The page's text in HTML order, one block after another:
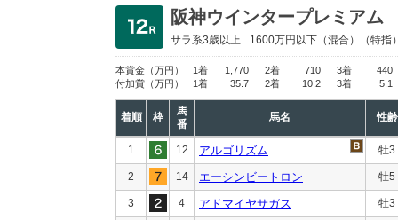
阪神ウインタープレミアム
サラ系3歳以上 1600万円以下 （混合）（特指
本賞金 （万円） 1着 1,770 2着 710 3着
440
付加賞 （万円） 1着 35.7 2着 10.2 3着 5.1
着順 枠
馬
番
馬名 性齢
1 12 アルゴリズム 牡3
2 14 エーシンビートロン 牡5
3 4 アドマイヤサガス 牡3